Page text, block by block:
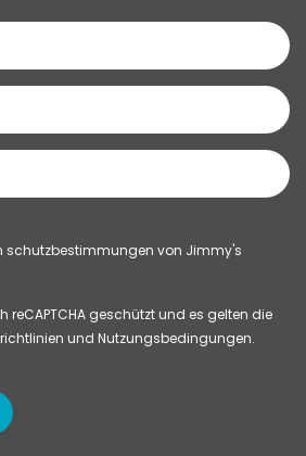
schutzbestimmungen von Jimmy's
reCAPTCHA geschützt und es gelten die
und Nutzungsbedingungen.